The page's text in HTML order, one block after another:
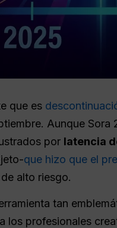
que es
Aunque
por latencia
que hizo que el
alto riesgo.
tan
los profesionales